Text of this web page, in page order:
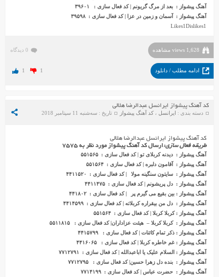
آهنگ پیشواز : بعد از مرگ گریونم | کد فعال سازی : ۳۹۶۰۱
آهنگ پیشواز : آسمان و زمین در عزا | کد فعال سازی : ۳۹۵۹۸
Likes1Dislikes1
1,628 views مشاهده 0 دیدگاه
ادامه مطلب / دانلود 1 1
کد آهنگ پیشواز ایرانسل عبدالرضا هلالی
دسته بندی : ایرانسل ،کد آهنگ پیشواز تاریخ : سه‌شنبه 11 سپتامبر 2018
کد آهنگ پیشواز ایرانسل عبدالرضا هلالی
طریقه فعال سازی:ارسال کد آهنگ پیشواز مورد نظر به ۷۵۷۵
آهنگ پیشواز : دیدنه کربلای تو | کد فعال سازی : ۵۵۱۵۶۵
آهنگ پیشواز : آقامون دلبره | کد فعال سازی : ۵۵۱۵۶۴
آهنگ پیشواز : سایتون سنگینه مولا | کد فعال سازی : ۴۴۱۱۵۲۰
آهنگ پیشواز : دل پریشونم | کد فعال سازی : ۴۴۱۱۴۷۵
آهنگ پیشواز : بین بقیع می گیرم پر | کد فعال سازی : ۴۴۱۸۰۲
آهنگ پیشواز : دل من بیقراره کربلاته | کد فعال سازی : ۴۴١۴۵٩٩
آهنگ پیشواز : کربلا کربلا | کد فعال سازی : ۵۵١۵۶۴
آهنگ پیشواز : کربلا کربلا – هیئت عزاداران| کد فعال سازی : ۵۵١١٨١۵
آهنگ پیشواز : ذکر تمام کائنات | کد فعال سازی : ۴۴١۵٧٩٩
آهنگ پیشواز : غم خاطره کربلا | کد فعال سازی : ۴۴١۶٠۶۵
آهنگ پیشواز : السلام علیک یا اباعبدالله | کد فعال سازی : ۷۷۱۲۷۹۱
آهنگ پیشواز : بنده دل زهرا حسین| کد فعال سازی : ۷۷۱۲۷۹۵
آهنگ پیشواز : حضرت عباس | کد فعال سازی : ۷۷۱۴۱۹۹